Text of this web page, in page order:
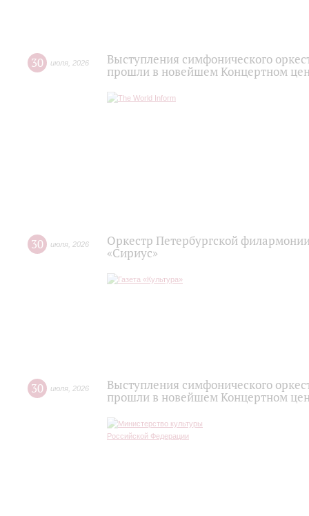
30 июля 2026
Выступления симфонического
прошли в новейшем Концертном
30 июля 2026
Оркестр Петербургской
«Сириус»
30 июля 2026
Выступления симфонического
прошли в новейшем Концертном